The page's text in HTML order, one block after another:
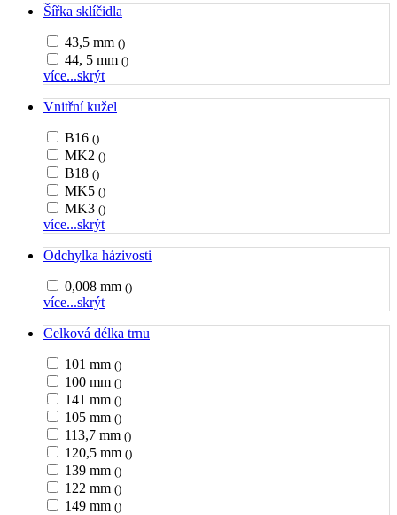
Šířka sklíčidla
43,5 mm ()
44, 5 mm ()
více...skrýt
Vnitřní kužel
B16 ()
MK2 ()
B18 ()
MK5 ()
MK3 ()
více...skrýt
Odchylka házivosti
0,008 mm ()
více...skrýt
Celková délka trnu
101 mm ()
100 mm ()
141 mm ()
105 mm ()
113,7 mm ()
120,5 mm ()
139 mm ()
122 mm ()
149 mm ()